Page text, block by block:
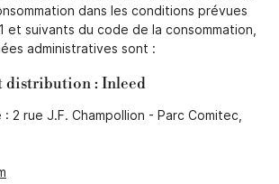
dans les conditions prévues
et suivants du code de la consommation,
administratives sont :
distribution : Inleed
2 rue J.F. Champollion - Parc Comitec,